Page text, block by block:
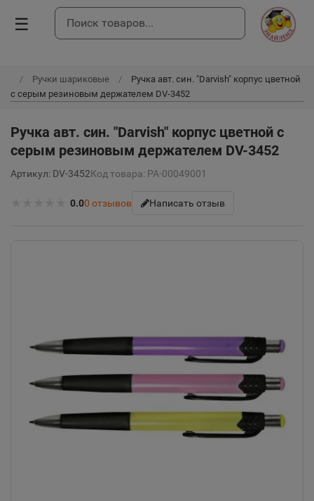
☰
Ручки шариковые
Ручка авт. син. "Darvish" корпус цветной
с серым резиновым держателем DV-3452
Ручка авт. син. "Darvish" корпус цветной с
серым резиновым держателем DV-3452
Артикул: DV-3452Код товара: РА-00049001
0.00 отзывов Написать отзыв